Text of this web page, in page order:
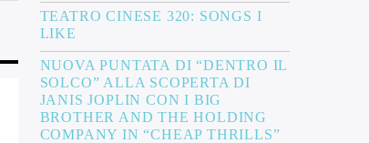
TEATRO CINESE 320: SONGS I
LIKE
NUOVA PUNTATA DI “DENTRO IL
SOLCO” ALLA SCOPERTA DI
JANIS JOPLIN CON I BIG
BROTHER AND THE HOLDING
COMPANY IN “CHEAP THRILLS”